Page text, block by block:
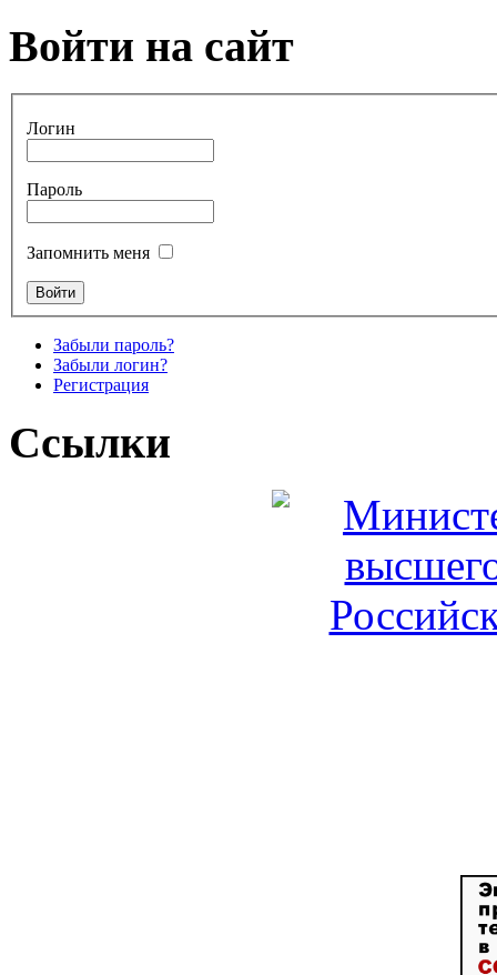
Войти на сайт
Логин
Пароль
Запомнить меня
Забыли пароль?
Забыли логин?
Регистрация
Ссылки